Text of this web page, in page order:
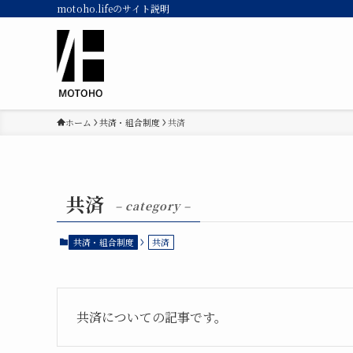
motoho.lifeのサイト説明
ホーム 共済・組合制度 共済
共済 – category –
共済・組合制度 共済
共済についての記事です。